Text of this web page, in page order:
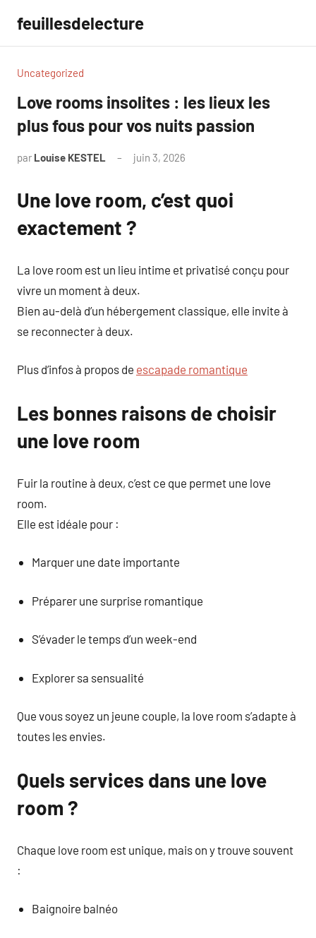
contenu
feuillesdelecture
Uncategorized
Love rooms insolites : les lieux les
plus fous pour vos nuits passion
par Louise KESTEL juin 3, 2026
Une love room, c’est quoi
exactement ?
La love room est un lieu intime et privatisé conçu pour
vivre un moment à deux.
Bien au-delà d’un hébergement classique, elle invite à
se reconnecter à deux.
Plus d’infos à propos de escapade romantique
Les bonnes raisons de choisir
une love room
Fuir la routine à deux, c’est ce que permet une love
room.
Elle est idéale pour :
Marquer une date importante
Préparer une surprise romantique
S’évader le temps d’un week-end
Explorer sa sensualité
Que vous soyez un jeune couple, la love room s’adapte à
toutes les envies.
Quels services dans une love
room ?
Chaque love room est unique, mais on y trouve souvent
:
Baignoire balnéo